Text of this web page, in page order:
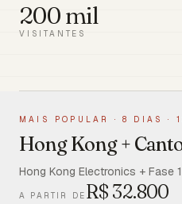
200 mil
VISITANTES
MAIS POPULAR · 8 DIAS ·
Hong Kong +
Hong Kong Electronics + Fase 1
A PARTIR DE R$ 32.800